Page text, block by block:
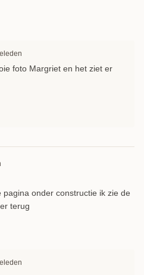
foto Margriet en het ziet er
pagina onder constructie ik zie de
terug